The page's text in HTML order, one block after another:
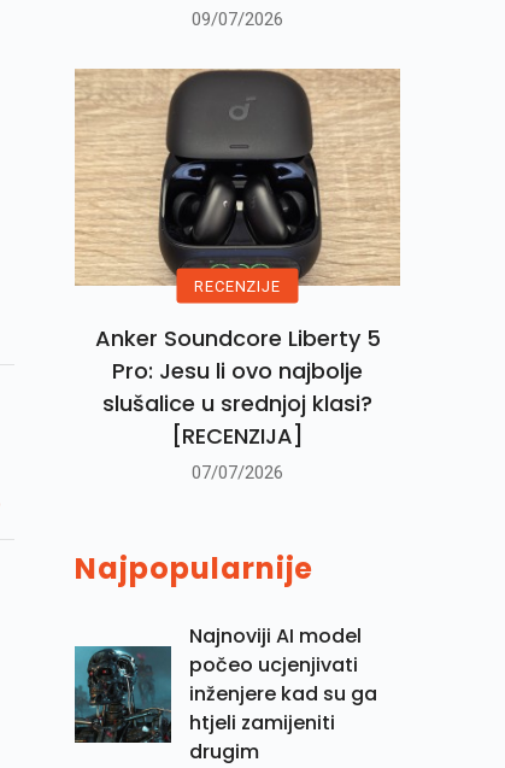
09/07/2026
RECENZIJE
Anker Soundcore Liberty 5
Pro: Jesu li ovo najbolje
slušalice u srednjoj klasi?
[RECENZIJA]
07/07/2026
Najpopularnije
Najnoviji AI model
počeo ucjenjivati
inženjere kad su ga
htjeli zamijeniti
drugim